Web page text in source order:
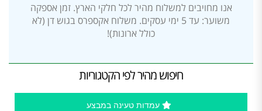
אנו מחויבים למשלוח מהיר לכל חלקי הארץ. זמן אספקה
משוער: עד 5 ימי עסקים. משלוח אקספרס בגוש דן (לא
כולל ארונות)!
חיפוש מהיר לפי הקטגוריות
עמדות טעינה במבצע